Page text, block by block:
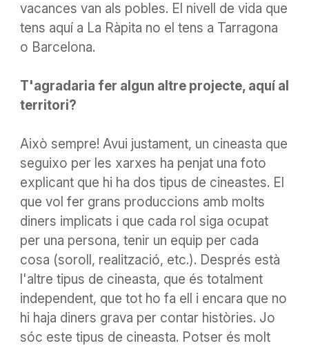
vacances van als pobles. El nivell de vida que
tens aquí a La Ràpita no el tens a Tarragona
o Barcelona.
T'agradaria fer algun altre projecte, aquí al
territori?
Això sempre! Avui justament, un cineasta que
seguixo per les xarxes ha penjat una foto
explicant que hi ha dos tipus de cineastes. El
que vol fer grans produccions amb molts
diners implicats i que cada rol siga ocupat
per una persona, tenir un equip per cada
cosa (soroll, realització, etc.). Després està
l'altre tipus de cineasta, que és totalment
independent, que tot ho fa ell i encara que no
hi haja diners grava per contar històries. Jo
sóc este tipus de cineasta. Potser és molt